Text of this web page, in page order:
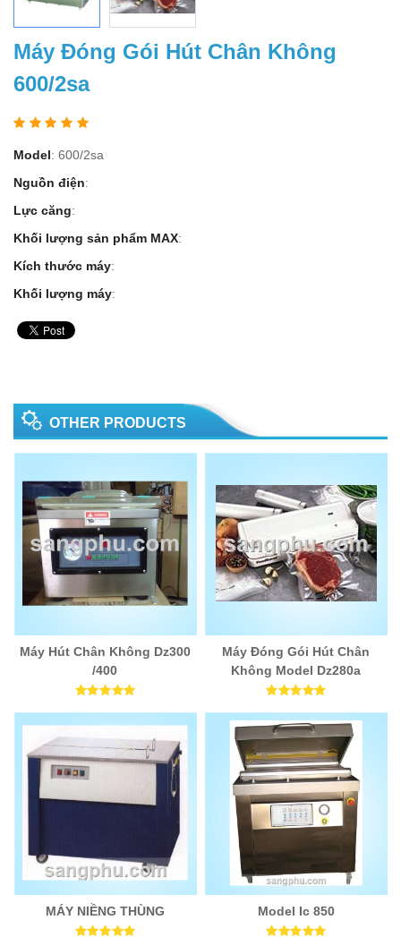
Máy Đóng Gói Hút Chân Không
600/2sa
Model: 600/2sa
Nguồn điện:
Lực căng:
Khối lượng sản phẩm MAX:
Kích thước máy:
Khối lượng máy:
OTHER PRODUCTS
Máy Hút Chân Không Dz300
/400
Máy Đóng Gói Hút Chân
Không Model Dz280a
MÁY NIỀNG THÙNG Model Ic 850